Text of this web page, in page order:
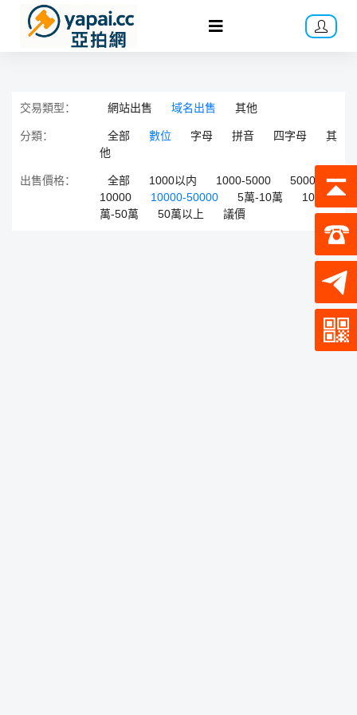
交易類型： 網站出售 域名出售 其他
分類： 全部 數位 字母 拼音 四字母
其
他
出售價格： 全部 1000以内 1000-5000
5000-
10000
10000-50000 5萬-10萬
10
萬-50萬
50萬以上 議價